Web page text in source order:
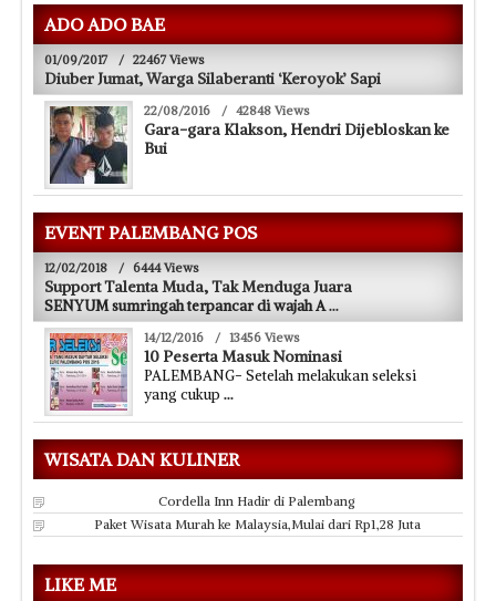
ADO ADO BAE
01/09/2017 / 22467 Views
Diuber Jumat, Warga Silaberanti ‘Keroyok’ Sapi
22/08/2016 / 42848 Views
Gara-gara Klakson, Hendri Dijebloskan ke
Bui
EVENT PALEMBANG POS
12/02/2018 / 6444 Views
Support Talenta Muda, Tak Menduga Juara
SENYUM sumringah terpancar di wajah A...
14/12/2016 / 13456 Views
10 Peserta Masuk Nominasi
PALEMBANG- Setelah melakukan seleksi
yang cukup ...
WISATA DAN KULINER
Cordella Inn Hadir di Palembang
Paket Wisata Murah ke Malaysia,Mulai dari Rp1,28 Juta
LIKE ME